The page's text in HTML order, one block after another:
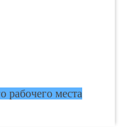
рабочего места